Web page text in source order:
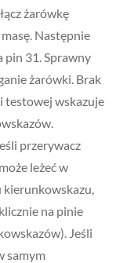
żarówkę
Następnie
pin 31. Sprawny
żarówki. Brak
testowej wskazuje
przerywacz
leżeć w
kierunkowskazu,
na pinie
Jeśli
samym